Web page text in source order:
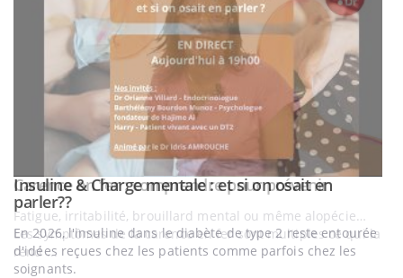
Youtube
Carence en fer : comprendre pour prévenirYoutube
Fatigue, irritabilité, brouillard mental ou même alopécie…
Les symptômes de la carence en fer sont multiples ce qui la
rend ...
Youtube
Insuline & Charge mentale : et si on osait en
parler??Youtube
En 2026, l'insuline dans le diabète de type 2 reste entourée
d'idées reçues chez les patients comme parfois chez les
soignants.